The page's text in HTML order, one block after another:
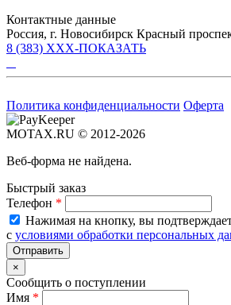
Контактные данные
Россия, г. Новосибирск Красный
8 (383) XXX-ПОКАЗАТЬ
Политика конфиденциальности Оферта
MOTAX.RU © 2012-2026
Веб-форма не найдена.
Быстрый заказ
Телефон *
Нажимая на кнопку, вы
с условиями обработки персональных
×
Сообщить о поступлении
Имя *